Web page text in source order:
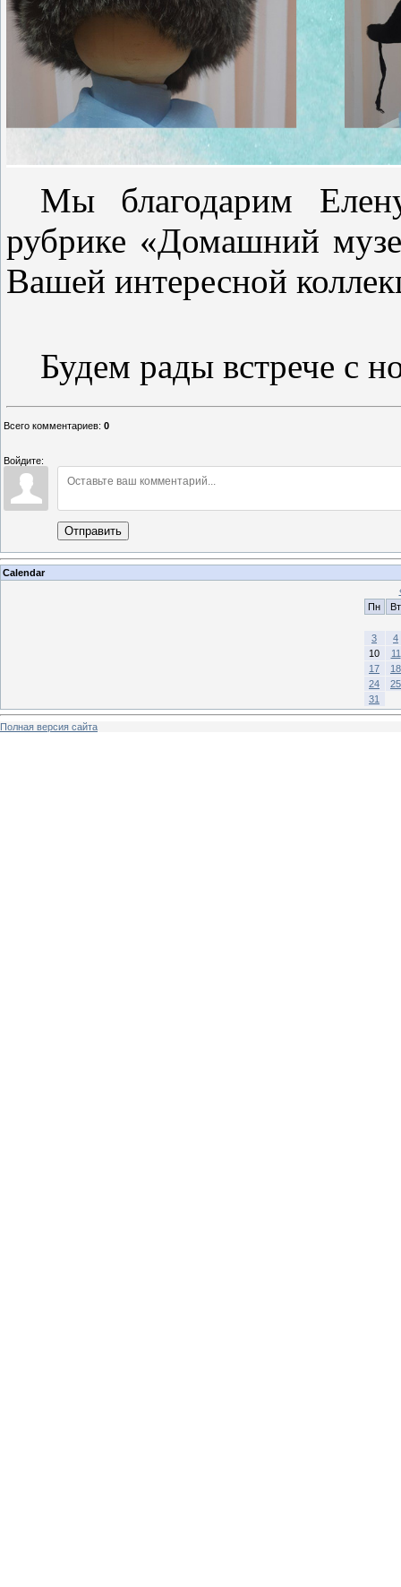
Мы благодарим
рубрике «Домашний
Вашей интересной
Будем рады встрече с
Всего комментариев: 0
Войдите:
Отправить
Calendar
Пн
Вт
3
4
10
11
17
18
24
25
31
Полная версия сайта